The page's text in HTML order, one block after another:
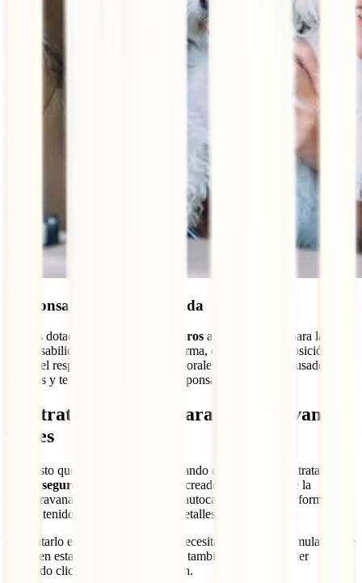
Responsabilidad civil privada
Hemos dotado con hasta 30.000 euros al IATI Camper para la
responsabilidad privada. De esta forma, estarán a tu disposición si
fueras el responsable de daños corporales o materiales causados a
terceros y te fuera exigida dicha responsabilidad.
Contratar el seguro para autocaravana y
viajes
Has visto que no exagerábamos cuando decíamos que se trata de
mejor seguro de caravanas
. Está creado por amantes de la
autocaravana y para amantes de la autocaravana. De esta forma
hemos tenido en cuenta todos los detalles.
Contratarlo es muy sencillo. Solo necesitas rellanar el formulario que
tienes en esta misma página, al que también puedes acceder
haciendo clic en la siguiente imagen.